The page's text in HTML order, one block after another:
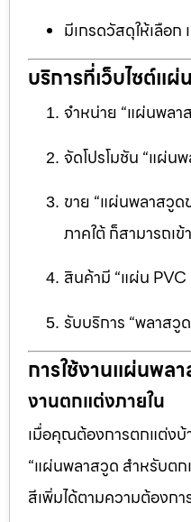
มีเกรดวัสดุให้เลือ
บริการที่เว็บไซต์แ
จำหน่าย “แผ่นพลา
จัดโปรโมชัน “แผ่น
ขาย “แผ่นพลาสวู
ภาคใต้ ก็สามารถเข้
สินค้ามี “แผ่น
รับบริการ “พลาสวู
การใช้งานแผ่นพล
งานตกแต่งภายใน
เมื่อคุณต้องการตกแต่งบ้
“แผ่นพลาสวูด สำหรับต
สีเพิ่มได้ตามความต้องกา